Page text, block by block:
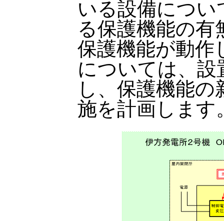
いる設備につい
る保護機能の
保護機能が動作
については、設
し、保護機能
施を計画します